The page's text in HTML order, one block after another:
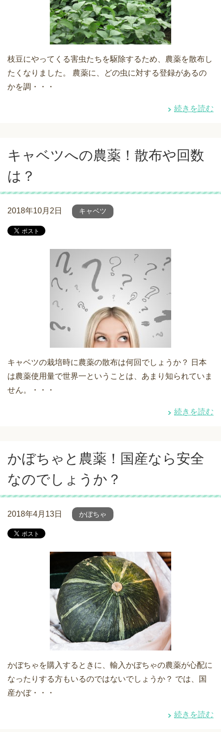
枝豆にやってくる害虫たちを駆除するため、農薬を散布し
たくなりました。 農薬に、どの虫に対する登録があるの
かを調・・・
続きを読む
キャベツへの農薬！散布や回数
は？
2018年10月2日 キャベツ
キャベツの栽培時に農薬の散布は何回でしょうか？ 日本
は農薬使用量で世界一ということは、あまり知られていま
せん。・・・
続きを読む
かぼちゃと農薬！国産なら安全
なのでしょうか？
2018年4月13日 かぼちゃ
かぼちゃを購入するときに、輸入かぼちゃの農薬が心配に
なったりする方もいるのではないでしょうか？ では、国
産かぼ・・・
続きを読む